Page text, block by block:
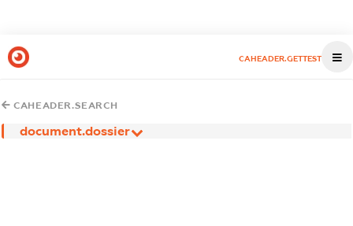
CAHEADER.GETTEST
CAHEADER.SEARCH
document.dossier